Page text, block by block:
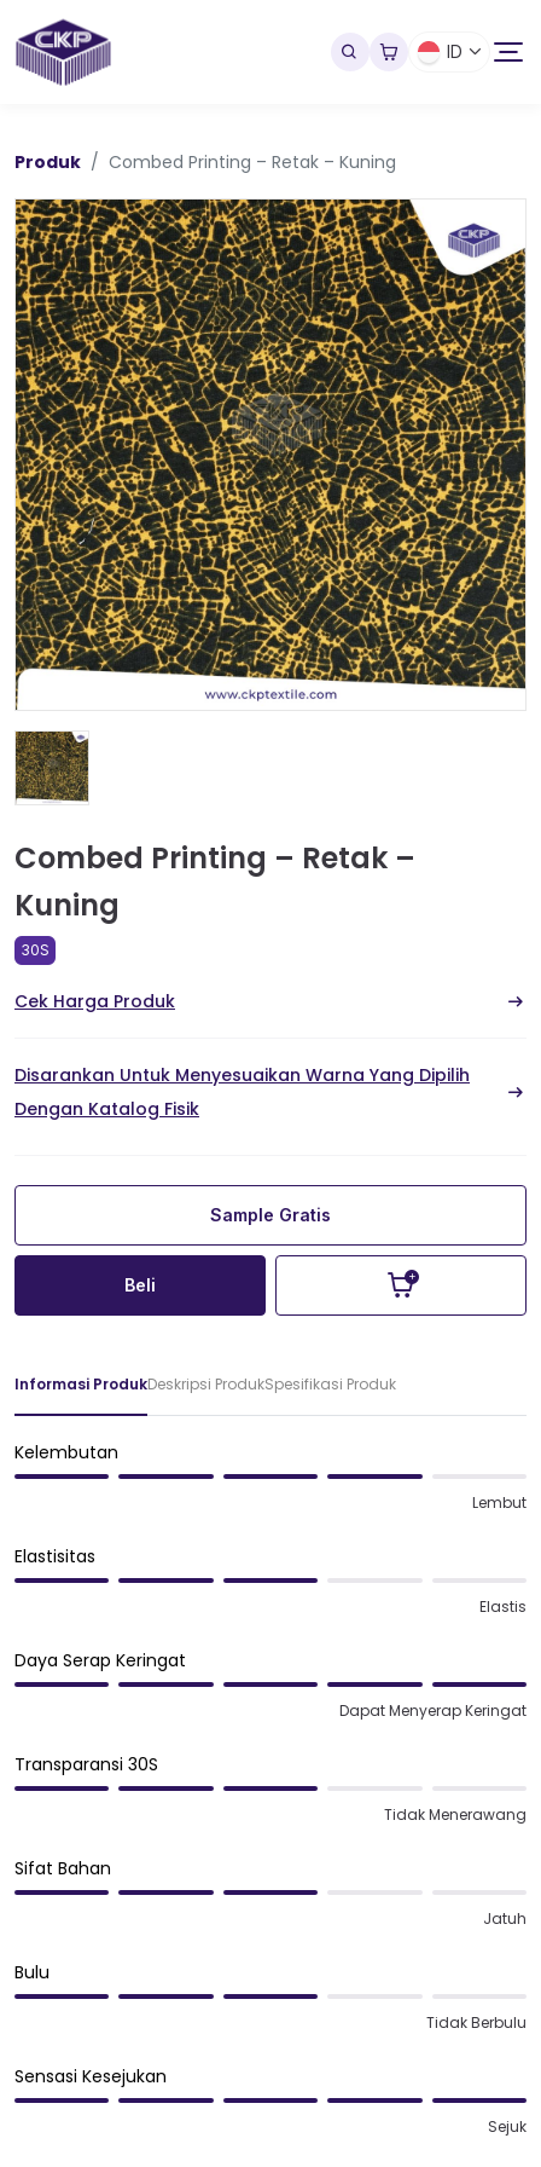
ID
Produk Combed Printing – Retak – Kuning
Combed Printing – Retak –
Kuning
30S
Cek Harga Produk
Disarankan Untuk Menyesuaikan Warna Yang Dipilih
Dengan Katalog Fisik
Sample Gratis
Beli
Informasi ProdukDeskripsi ProdukSpesifikasi Produk
Kelembutan
Lembut
Elastisitas
Elastis
Daya Serap Keringat
Dapat Menyerap Keringat
Transparansi 30S
Tidak Menerawang
Sifat Bahan
Jatuh
Bulu
Tidak Berbulu
Sensasi Kesejukan
Sejuk